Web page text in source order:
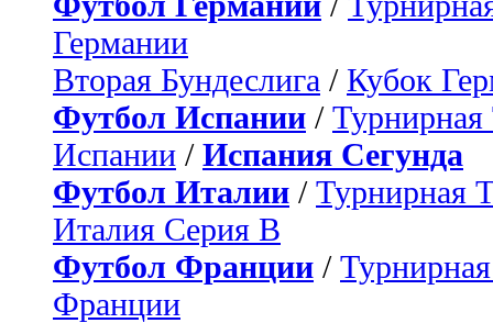
Германии
Вторая Бундеслига / Кубок
Футбол Испании / Турнирная
Испании / Испания Сегунда
Футбол Италии / Турнирная
Италия Серия B
Футбол Франции /
Франции